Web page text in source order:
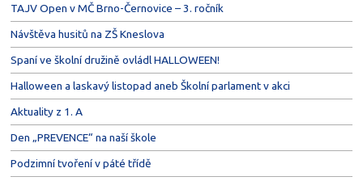
TAJV Open v MČ Brno-Černovice – 3. ročník
Návštěva husitů na ZŠ Kneslova
Spaní ve školní družině ovládl HALLOWEEN!
Halloween a laskavý listopad aneb Školní parlament v akci
Aktuality z 1. A
Den „PREVENCE“ na naší škole
Podzimní tvoření v páté třídě